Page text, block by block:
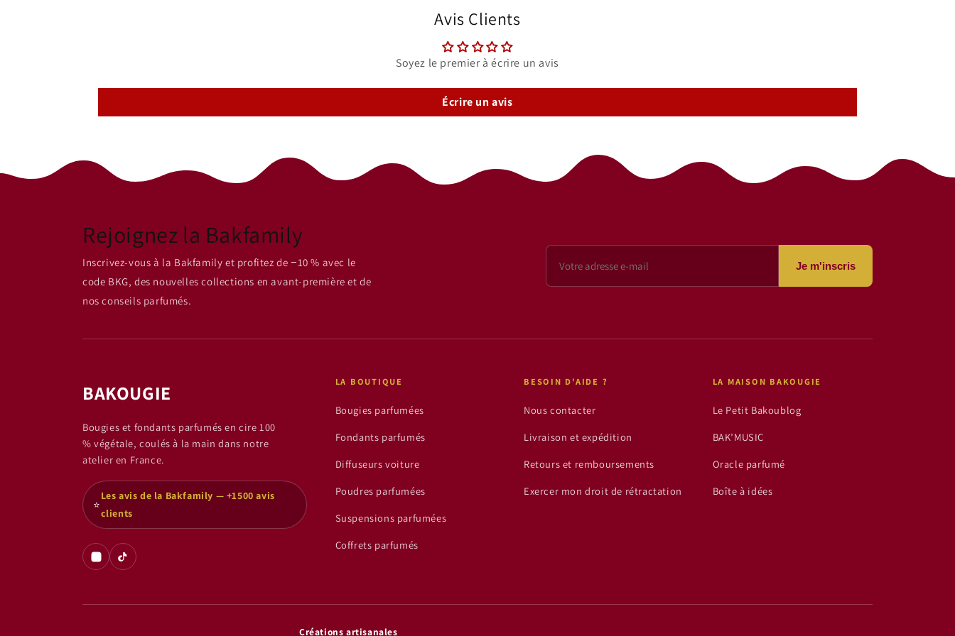
Avis Clients
Soyez le premier à écrire un avis
Écrire un avis
Rejoignez la Bakfamily
Inscrivez-vous à la Bakfamily et profitez de −10 % avec le
code BKG, des nouvelles collections en avant-première et de
nos conseils parfumés.
Je m'inscris
BAKOUGIE
Bougies et fondants parfumés en cire 100
% végétale, coulés à la main dans notre
atelier en France.
⭐
Les avis de la Bakfamily — +1500 avis
clients
LA BOUTIQUE
Bougies parfumées
Fondants parfumés
Diffuseurs voiture
Poudres parfumées
Suspensions parfumées
Coffrets parfumés
BESOIN D'AIDE ?
Nous contacter
Livraison et expédition
Retours et remboursements
Exercer mon droit de rétractation
LA MAISON BAKOUGIE
Le Petit Bakoublog
BAK’MUSIC
Oracle parfumé
Boîte à idées
Créations artisanales